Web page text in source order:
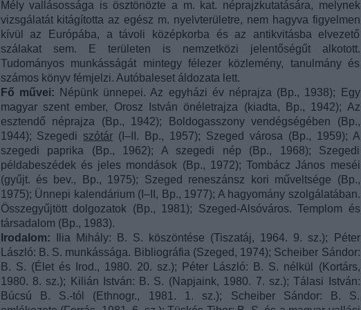
Mély vallásossága is ösztönözte a m. kat. néprajzkutatására, melynek
vizsgálatát kitágította az egész m. nyelvterületre, nem hagyva figyelmen
kívül az Európába, a távoli középkorba és az antikvitásba elvezető
szálakat sem. E területen is nemzetközi jelentőségűt alkotott.
Tudományos munkásságát mintegy félezer közlemény, tanulmány és
számos könyv fémjelzi. Autóbaleset áldozata lett.
Fő művei: Népünk ünnepei. Az egyházi év néprajza (Bp., 1938); Egy
magyar szent ember, Orosz István önéletrajza (kiadta, Bp., 1942); Az
esztendő néprajza (Bp., 1942); Boldogasszony vendégségében (Bp.,
1944); Szegedi szótár (I–II. Bp., 1957); Szeged városa (Bp., 1959); A
szegedi paprika (Bp., 1962); A szegedi nép (Bp., 1968); Szegedi
példabeszédek és jeles mondások (Bp., 1972); Tombácz János meséi
(gyűjt. és bev., Bp., 1975); Szeged reneszánsz kori műveltsége (Bp.,
1975); Ünnepi kalendárium (I–II, Bp., 1977); A hagyomány szolgálatában.
Összegyűjtött dolgozatok (Bp., 1981); Szeged-Alsóváros. Templom és
társadalom (Bp., 1983).
Irodalom:
Ilia Mihály: B. S. köszöntése (Tiszatáj, 1964. 9. sz.); Péter
László: B. S. munkássága. Bibliográfia (Szeged, 1974); Scheiber Sándor:
B. S. (Élet és Irod., 1980. 20. sz.); Péter László: B. S. nélkül (Kortárs,
1980. 8. sz.); Kilián István: B. S. (Napjaink, 1980. 7. sz.); Tálasi István:
Búcsú B. S.-tól (Ethnogr., 1981. 1. sz.); Scheiber Sándor: B. S.